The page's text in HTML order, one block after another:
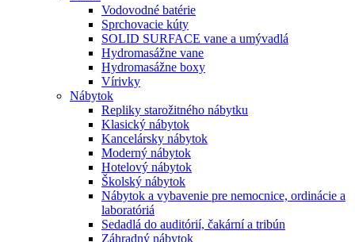
Vodovodné batérie
Sprchovacie kúty
SOLID SURFACE vane a umývadlá
Hydromasážne vane
Hydromasážne boxy
Vírivky
Nábytok
Repliky starožitného nábytku
Klasický nábytok
Kancelársky nábytok
Moderný nábytok
Hotelový nábytok
Školský nábytok
Nábytok a vybavenie pre nemocnice, ordinácie a
laboratóriá
Sedadlá do auditórií, čakární a tribún
Záhradný nábytok